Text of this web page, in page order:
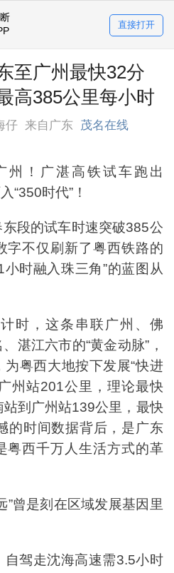
直接打开
至广州最快32分
高385公里每小时
仔 来自广东 茂名在线
州！广湛高铁试车跑出
“350时代”！
段的试车时速突破385公
字不仅刷新了粤西铁路的
时融入珠三角”的蓝图从
时，这条串联广州、佛
湛江六市的“黄金动脉”，
粤西大地按下发展“快进
州站201公里，理论最快
到广州站139公里，最快
的时间数据背后，是广东
粤西千万人生活方式的革
”曾是刻在区域发展基因里
驾走沈海高速需3.5小时